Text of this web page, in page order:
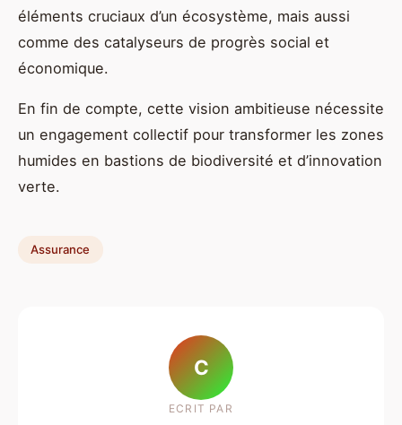
éléments cruciaux d’un écosystème, mais aussi
comme des catalyseurs de progrès social et
économique.
En fin de compte, cette vision ambitieuse nécessite
un engagement collectif pour transformer les zones
humides en bastions de biodiversité et d’innovation
verte.
Assurance
C
ECRIT PAR